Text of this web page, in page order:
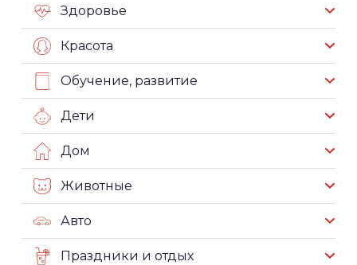
Здоровье
Красота
Обучение, развитие
Дети
Дом
Животные
Авто
Праздники и отдых